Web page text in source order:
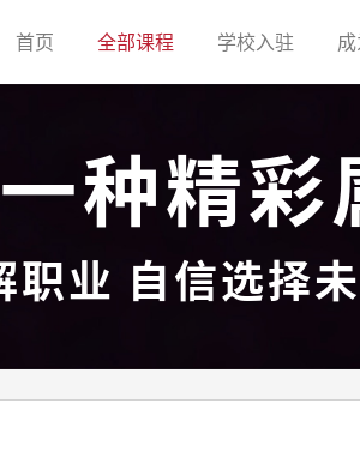
首页(current)全部课程(current)学校入驻
种精彩
职业 自信选择